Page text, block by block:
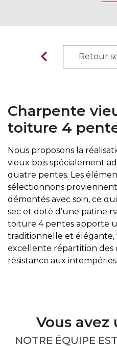
Retour
Charpente
toiture 4
Nous proposons la
vieux bois spécialement
quatre pentes. Les
sélectionnons
démontés avec soin, ce
sec et doté d’une patine
toiture 4 pentes apporte
traditionnelle et
excellente répartition des
résistance aux intempéries.
Vous avez
NOTRE ÉQUIPE